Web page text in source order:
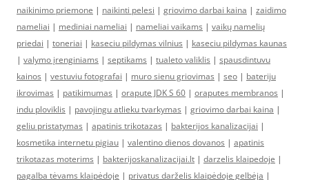
naikinimo priemone | naikinti pelesi | griovimo darbai kaina | zaidimo
nameliai | mediniai nameliai | nameliai vaikams | vaikų namelių
priedai | toneriai | kaseciu pildymas vilnius | kaseciu pildymas kaunas
| valymo įrenginiams | septikams | tualeto valiklis | spausdintuvu
kainos | vestuviu fotografai | muro sienu griovimas | seo | bateriju
ikrovimas | patikimumas | orapute JDK S 60 | oraputes membranos |
indu ploviklis | pavojingu atlieku tvarkymas | griovimo darbai kaina |
geliu pristatymas | apatinis trikotazas | bakterijos kanalizacijai |
kosmetika internetu pigiau | valentino dienos dovanos | apatinis
trikotazas moterims | bakterijoskanalizacijai.lt | darzelis klaipedoje |
pagalba tėvams klaipėdoje | privatus darželis klaipėdoje gelbėja |